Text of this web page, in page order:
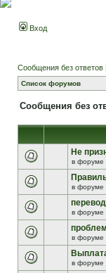
Вход
Сообщения без ответов
Список форумов
Сообщения без
Не
в форуме
в форуме
в форуме
в форуме
в форуме